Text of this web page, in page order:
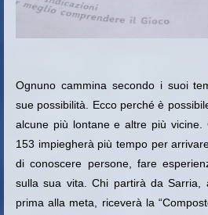
Ognuno cammina secondo i suoi
sue possibilità. Ecco perché è
alcune più lontane e altre più vicine.
153 impiegherà più tempo per
di conoscere persone, fare
sulla sua vita. Chi partirà da Sarria,
prima alla meta, riceverà la